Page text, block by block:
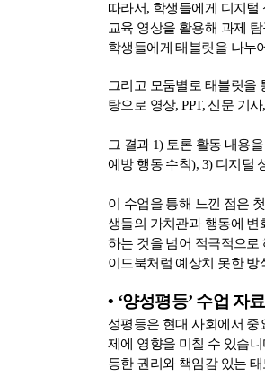
따라서, 학생들에게 디지털
교육 영상을 활용해 과제
학생들에게 태블릿을 나누
그리고 모둠별로 태블릿을
탕으로 영상, PPT, 신문 기사,
그 결과 1) 토론 활동 내용
예방 행동 수칙), 3) 디지털
이 수업을 통해 느낀 점은
생들의 가치관과 행동에
하는 것을 넘어 적극적으
이드북처럼 예상치 못한
• ‘양성평등’ 수업 자
성평등은 현대 사회에서
제에 영향을 미칠 수 있습니
등한 권리와 책임감 있는